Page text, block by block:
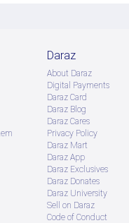
Daraz
About Daraz
Digital Payments
Daraz Card
Daraz Blog
Daraz Cares
Privacy Policy
Daraz Mart
Daraz App
Daraz Exclusives
Daraz Donates
Daraz University
Sell on Daraz
Code of Conduct